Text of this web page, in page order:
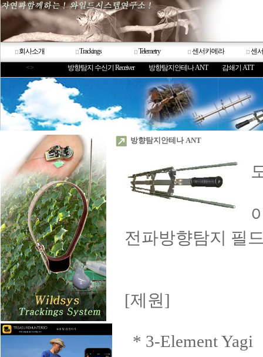
회사소개 Trackings Telemetry 센서카메라
센
<>
방향탐지 수신기 Receiver 방향탐지안테나 ANT 감쇄기 ATT
방향탐지안테나 ANT
전파방향탐지 필
[제원]
* 3-Element Yagi